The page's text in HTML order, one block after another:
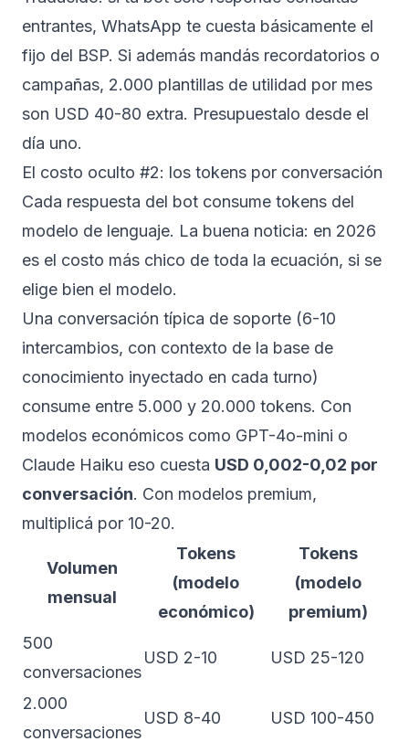
entrantes, WhatsApp te cuesta básicamente el
fijo del BSP. Si además mandás recordatorios o
campañas, 2.000 plantillas de utilidad por mes
son USD 40-80 extra. Presupuestalo desde el
día uno.
El costo oculto #2: los tokens por conversación
Cada respuesta del bot consume tokens del
modelo de lenguaje. La buena noticia: en 2026
es el costo más chico de toda la ecuación, si se
elige bien el modelo.
Una conversación típica de soporte (6-10
intercambios, con contexto de la base de
conocimiento inyectado en cada turno)
consume entre 5.000 y 20.000 tokens. Con
modelos económicos como GPT-4o-mini o
Claude Haiku eso cuesta USD 0,002-0,02 por
conversación. Con modelos premium,
multiplicá por 10-20.
Volumen
mensual
Tokens
(modelo
económico)
Tokens
(modelo
premium)
500
conversaciones
USD 2-10 USD 25-120
2.000
conversaciones
USD 8-40 USD 100-450